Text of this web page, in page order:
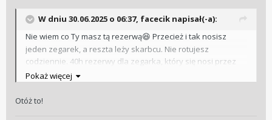
W dniu 30.06.2025 o 06:37, facecik napisał(-a):
Nie wiem co Ty masz tą rezerwą😆 Przecież i tak nosisz
jeden zegarek, a reszta leży skarbcu. Nie rotujesz
codziennie. 40h rezerwy dla zegarka, który się nosi przez
tydzień, dzień po dniu jest wystarczające. 55h niczego tu nie
zmieni skoro zegarek idzie potem na parę dni do sejfu.
Pokaż więcej
Otóż to!